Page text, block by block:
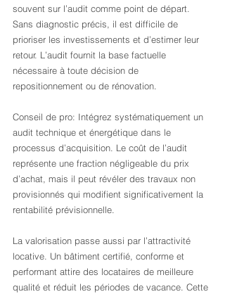
souvent sur l’audit comme point de départ.
Sans diagnostic précis, il est difficile de
prioriser les investissements et d’estimer leur
retour. L’audit fournit la base factuelle
nécessaire à toute décision de
repositionnement ou de rénovation.
Conseil de pro: Intégrez systématiquement un
audit technique et énergétique dans le
processus d’acquisition. Le coût de l’audit
représente une fraction négligeable du prix
d’achat, mais il peut révéler des travaux non
provisionnés qui modifient significativement la
rentabilité prévisionnelle.
La valorisation passe aussi par l’attractivité
locative. Un bâtiment certifié, conforme et
performant attire des locataires de meilleure
qualité et réduit les périodes de vacance. Cette